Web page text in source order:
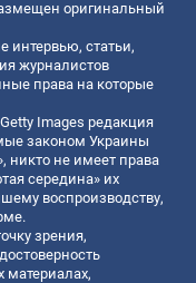
оригинальный
интервью, статьи,
журналистов
права на которые
Images редакция
законом Украины
никто не имеет права
середина» их
воспроизводству,
зрения,